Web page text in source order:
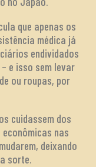
que apenas os
médica já
endividados
e isso sem levar
ou roupas, por
cuidassem dos
nas
deixando
sorte.